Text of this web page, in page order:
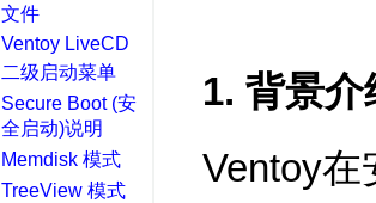
文件
Ventoy LiveCD
二级启动菜单
Secure Boot (安
全启动)说明
Memdisk 模式
TreeView 模式
1. 背景介
Ventoy在